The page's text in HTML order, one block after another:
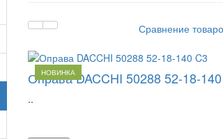
Сравнение
НОВИНКА
Оправа DACCHI 50288 52-18-
..